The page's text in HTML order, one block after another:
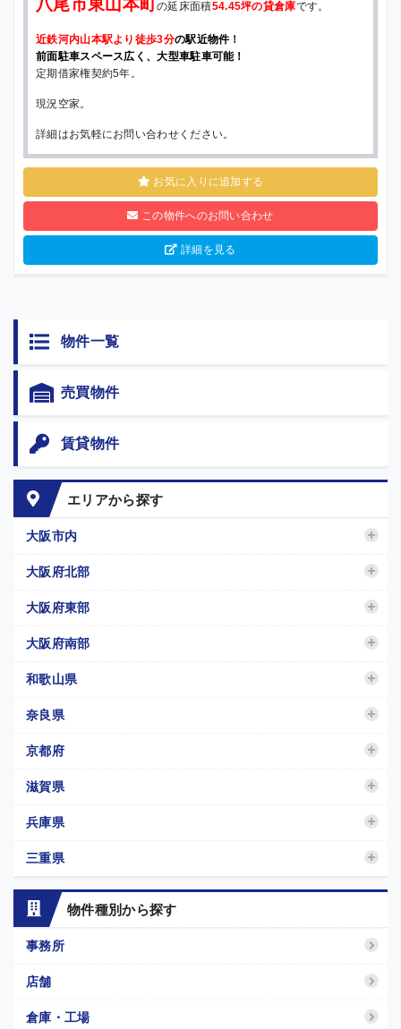
八尾市東山本町の延床面積54.45坪の貸倉庫です。
近鉄河内山本駅より徒歩3分の駅近物件！
前面駐車スペース広く、大型車駐車可能！
定期借家権契約5年。
現況空家。
詳細はお気軽にお問い合わせください。
お気に入りに追加する
この物件へのお問い合わせ
詳細を見る
物件一覧
売買物件
賃貸物件
エリアから探す
大阪市内
大阪府北部
大阪府東部
大阪府南部
和歌山県
奈良県
京都府
滋賀県
兵庫県
三重県
物件種別から探す
事務所
店舗
倉庫・工場